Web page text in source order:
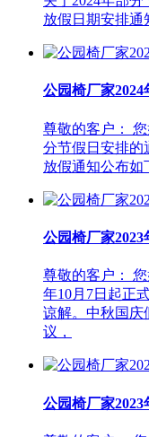
放假日期安排通
公园椅厂家
尊敬的客户：
分节假日安排的
放假通知公布如
公园椅厂家
尊敬的客户：
年10月7日起正
谅解。中秋国庆
议，
公园椅厂家